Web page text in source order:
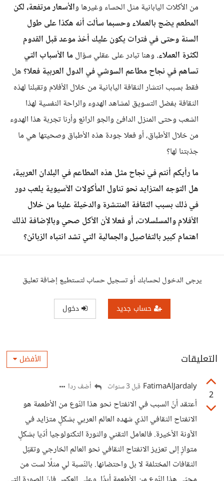
من الأكلات اليابانية مثل الحساء وغيرها والأسعار مرتفعة، لكن
المطعم يضج بالعملاء وحسبما سألت أنه هكذا على طول
السنة وحتى في فترات يكون عليك أخذ موعد قبل القدوم
لكثرة العملاء. وهنا تبادر على عقلي سؤالما الأسباب التي
تساهم في نجاح مطاعم السوشي في الدول العربية فعلا؟هل
فقط بسبب انتشار الثقافة اليابانية من خلال الأفلام وتقبلنا لهذه
الثقافة بفضل التسويق لمشاهد الهدوء والراحة النفسية لهذا
الشعب وحتى المنزل الدافئ والجو الرائع وأرنا تجربة هذا الهدوء
من خلال الأطباق، أو فعلا جودة هذه الأطباق وصحيتها هي ما
جذبتنا لها؟
ما رأيكم أنتم في نجاح مثل هذه المطاعم في البلدان العربية،
هل التوجه المتزايد نحو تناول المأكولات الآسيوية يلعب دور
في ذلك بسبب الثقافة المنتشرة والدخيلة علينا من خلال
الأفلام والمسلسلات، أو فعلا لأن الأكل صحي وبالإضافة لذلك
اهتمام كبير بالتفاصيل والجمالية التي تشد انتباه الزبائن؟
يرجى الدخول لحسابك أو تسجيل حساب لتستطيع إضافة تعليق
حساب جديد دخول
التعليقات الأفضل
2
FatimaAlJardaly قبل 3 سنوات أضف ردا
أعتقد أنّ السبب في الانفتاح نحو هذا النّوع من الأطعمة هو
الانفتاح الثقافي الذي شهده العالم العربي بشكلٍ متزايد في
الآونة الأخيرة. فالعامل التقني والثورة التكنولوجيا أدّيا بشكلٍ
متوازٍ إلى تعزيز الانفتاح الثقافي نحو العالم الخارجي وتقبّل
الثقافات المختلفة لا بل واحتضانها. بالنّسبة لي مثلًا لست من